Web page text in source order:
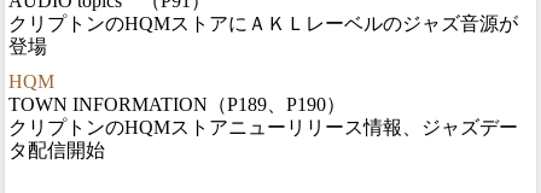
クリプトンのHQMストアにＡＫＬレーベルのジャズ音源が
登場
HQM
TOWN INFORMATION（P189、P190）
クリプトンのHQMストアニューリリース情報、ジャズデー
タ配信開始